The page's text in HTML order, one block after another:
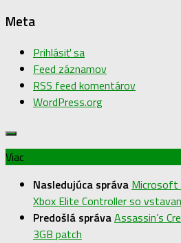
Meta
Prihlásiť sa
Feed záznamov
RSS feed komentárov
WordPress.org
Viac
Nasledujúca správa Microsoft
Xbox Elite Controller so
Predošlá správaAssassin’s
3GB patch